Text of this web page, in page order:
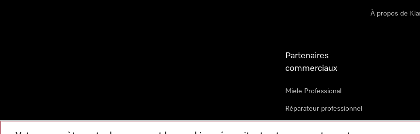
À propos de
Partenaires
commerciaux
Miele Professional
Réparateur professionnel